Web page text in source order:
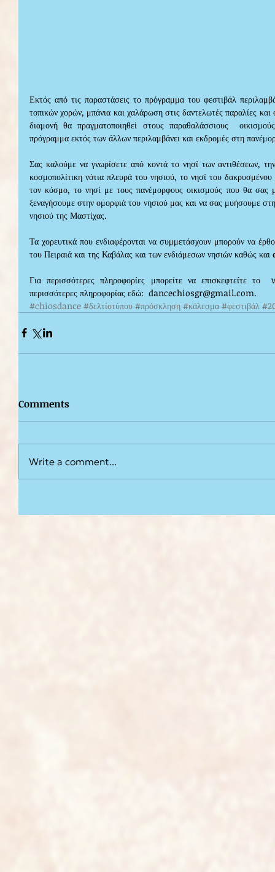
Εκτός από τις παραστάσεις το πρόγραμμα του φεστιβάλ
τοπικών χορών, μπάνια και χαλάρωση στις δαντελωτές παραλίες
διαμονή θα πραγματοποιηθεί στους παραθαλάσσιους  οικισμούς
πρόγραμμα εκτός των άλλων περιλαμβάνει και εκδρομές στη
Σας καλούμε να γνωρίσετε από κοντά το νησί των αντιθέσεων,
κοσμοπολίτικη νότια πλευρά του νησιού, το νησί του
τον κόσμο, το νησί με τους πανέμορφους οικισμούς που θα σας
ξεναγήσουμε στην ομορφιά του νησιού μας και να σας μυήσουμε
νησιού της Μαστίχας.
Τα χορευτικά που ενδιαφέρονται να συμμετάσχουν μπορούν να
του Πειραιά και της Καβάλας και των ενδιάμεσων νησιών καθώς και
Για περισσότερες πληροφορίες μπορείτε να επισκεφτείτε
περισσότερες πληροφορίας εδώ:  dancechiosgr@gmail.com.
#chiosdance #δελτίοτύπου #πρόσκληση #κάλεσμα #φεστιβάλ
Comments
Write a comment...